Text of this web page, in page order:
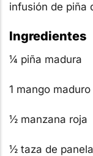
infusión de piña
Ingredientes
¼ piña madura
1 mango maduro
½ manzana roja
½ taza de